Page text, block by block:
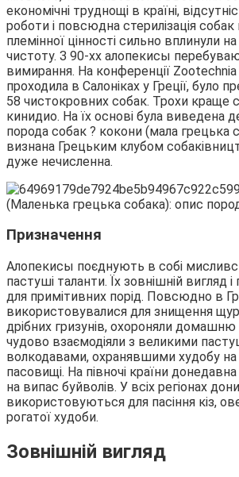
економічні труднощі в країні,
роботи і повсюдна стерилізація
племінної цінності сильно вплинули на
чистоту. З 90-хх алопекисы
вимирання. На конференції Zootechnia
проходила в Салоніках у Греції, було
58 чистокровних собак. Трохи краще
кинидио. На їх основі була виведена
порода собак ? кокони (мала грецька
визнана Грецьким клубом
дуже нечисленна.
Призначення
Алопекисы поєднують в собі
пастуші таланти. Їх зовнішній вигляд
для примітивних порід. Повсюдно в
використовувалися для знищення
дрібних гризунів, охороняли
чудово взаємодіяли з великими
волкодавами, охранявшими худобу на
пасовищі. На півночі країни
на випас буйволів. У всіх регіонах
використовуються для пасіння кіз,
рогатої худоби.
Зовнішній вигляд